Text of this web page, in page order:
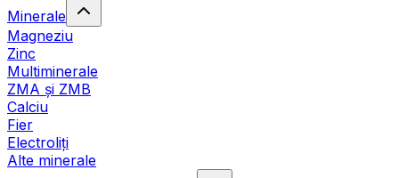
Minerale
Magneziu
Zinc
Multiminerale
ZMA și ZMB
Calciu
Fier
Electroliți
Alte minerale